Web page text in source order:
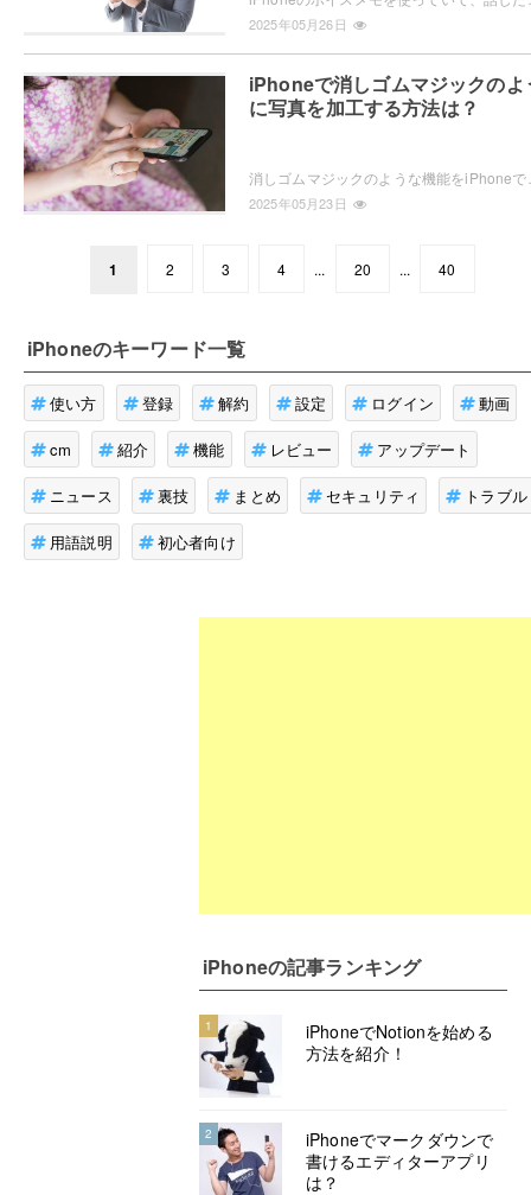
2025年05月26日
iPhoneで消しゴムマジックのよ
に写真を加工する方法は？
2025年05月23日
1 2 3 4 ... 20 ... 40
iPhoneのキーワード一覧
使い方 登録 解約 設定 ログイン 動画
cm 紹介 機能 レビュー アップデート
ニュース 裏技 まとめ セキュリティ トラブル
用語説明 初心者向け
iPhoneの記事ランキング
1
iPhoneでNotionを始める
方法を紹介！
2
iPhoneでマークダウンで
書けるエディターアプリ
は？